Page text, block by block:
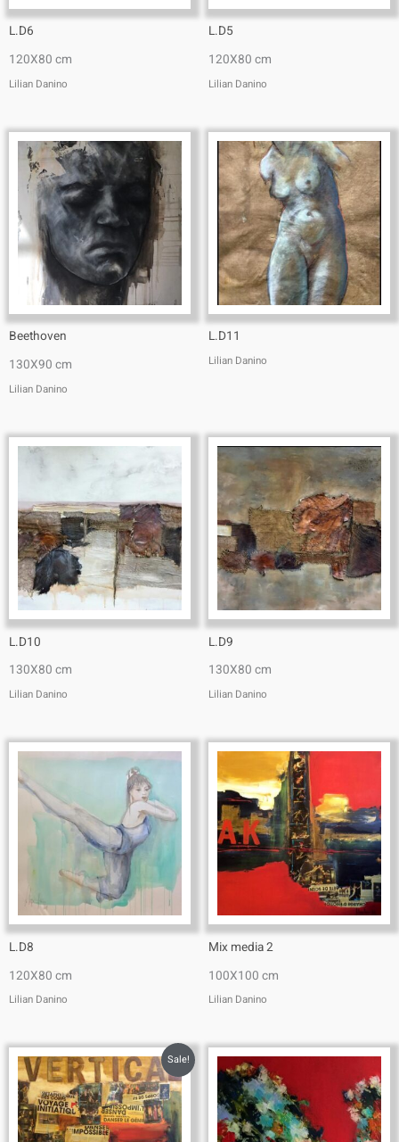
L.D6
120X80 cm
Lilian Danino
L.D5
120X80 cm
Lilian Danino
Beethoven
130X90 cm
Lilian Danino
L.D11
Lilian Danino
L.D10
130X80 cm
Lilian Danino
L.D9
130X80 cm
Lilian Danino
L.D8
120X80 cm
Lilian Danino
Mix media 2
100X100 cm
Lilian Danino
Sale!